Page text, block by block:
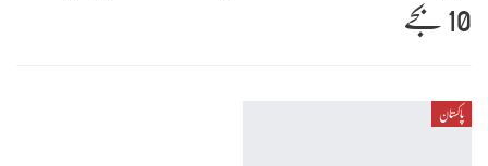
10 بجے
پاکستان